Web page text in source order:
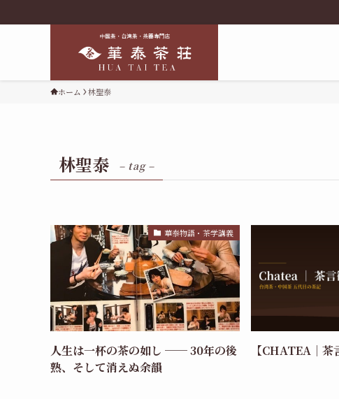
ホーム 林聖泰
林聖泰 – tag –
華泰物語・茶学講義
人生は一杯の茶の如し ── 30年の後
熟、そして消えぬ余韻
【CHATEA｜